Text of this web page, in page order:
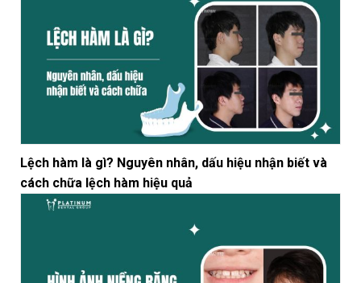
Lệch hàm là gì? Nguyên nhân, dấu hiệu nhận biết và
cách chữa lệch hàm hiệu quả